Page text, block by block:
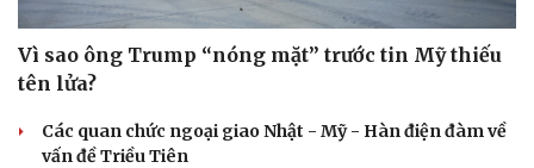
Vì sao ông Trump “nóng mặt” trước tin Mỹ thiếu
tên lửa?
Các quan chức ngoại giao Nhật - Mỹ - Hàn điện đàm về
vấn đề Triều Tiên